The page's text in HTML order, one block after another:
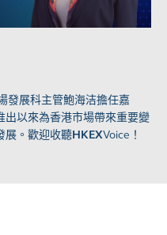
發展科主管鮑海洁擔任嘉
出以來為香港市場帶來重要變
展。歡迎收聽HKEXVoice！